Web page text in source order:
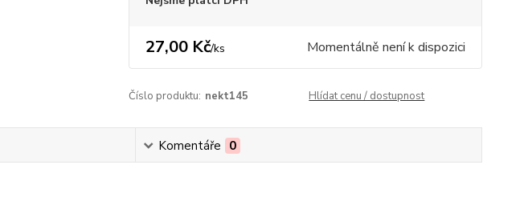
27,00 Kč/ks Momentálně není k dispozici
Číslo produktu: nekt145 Hlídat cenu / dostupnost
Komentáře 0